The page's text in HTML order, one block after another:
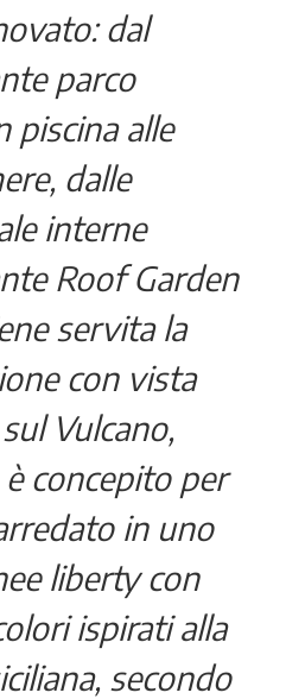
dal
parco
piscina alle
dalle
interne
Roof Garden
servita la
con vista
Vulcano,
concepito per
in uno
liberty con
ispirati alla
secondo